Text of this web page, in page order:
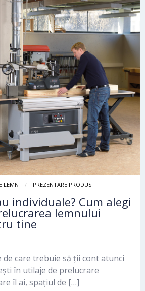
LEMN PREZENTARE PRODUS
individuale? Cum alegi
lemnului
tine
de care trebuie să ții cont atunci
în utilaje de prelucrare
îl ai, spațiul de […]